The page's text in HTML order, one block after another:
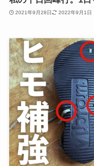
2021年9月28日 2022年9月1日